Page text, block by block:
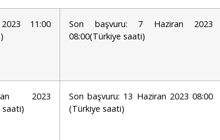
11:00
Son başvuru: 7 Haziran 2023
08:00(Türkiye saati)
2023
saati)
Son başvuru: 13 Haziran 2023 08:00
(Türkiye saati)